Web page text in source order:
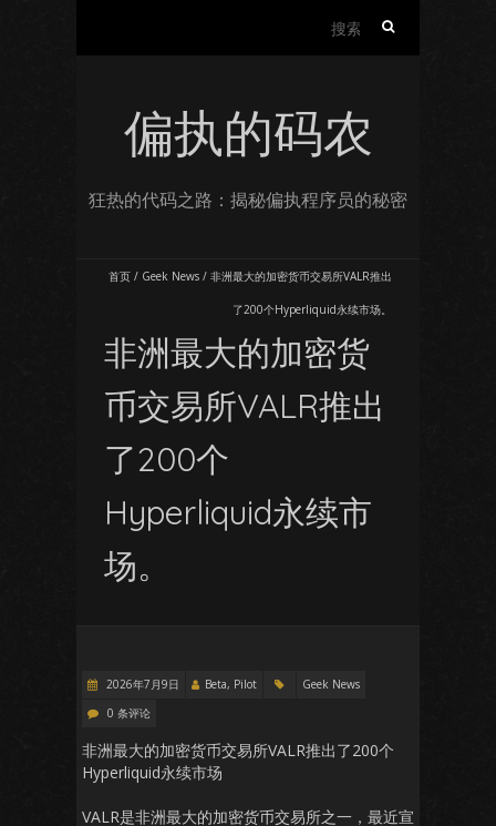
偏执的码农
狂热的代码之路：揭秘偏执程序员的秘密
首页 / Geek News / 非洲最大的加密货币交易所VALR推出
了200个Hyperliquid永续市场。
非洲最大的加密货
币交易所VALR推出
了200个
Hyperliquid永续市
场。
2026年7月9日 Beta, Pilot
Geek News
0 条评论
非洲最大的加密货币交易所VALR推出了200个
Hyperliquid永续市场
VALR是非洲最大的加密货币交易所之一，最近宣